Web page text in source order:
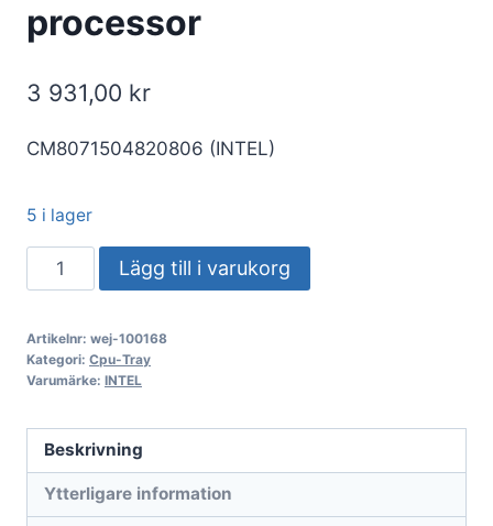
processor
3 931,00 kr
CM8071504820806 (INTEL)
5 i lager
Intel
Core
processor
med
i7-
13700F,
2,10
Lägg till i varukorg
Artikelnr: wej-100168
Kategori: Cpu-Tray
Varumärke: INTEL
Beskrivning
Ytterligare information